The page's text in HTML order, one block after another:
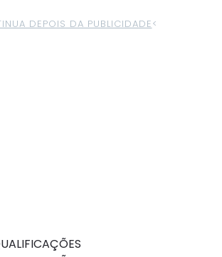
DEPOIS DA PUBLICIDADE<